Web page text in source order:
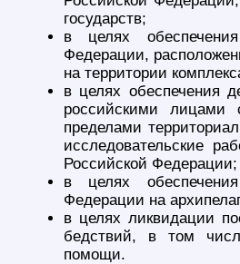
государств;
в целях
Федерации,
на территории
в целях обеспечения
российскими лицами
пределами
исследовательские
Российской Федерации;
в целях
Федерации на
в целях ликвидации
бедствий, в том
помощи.